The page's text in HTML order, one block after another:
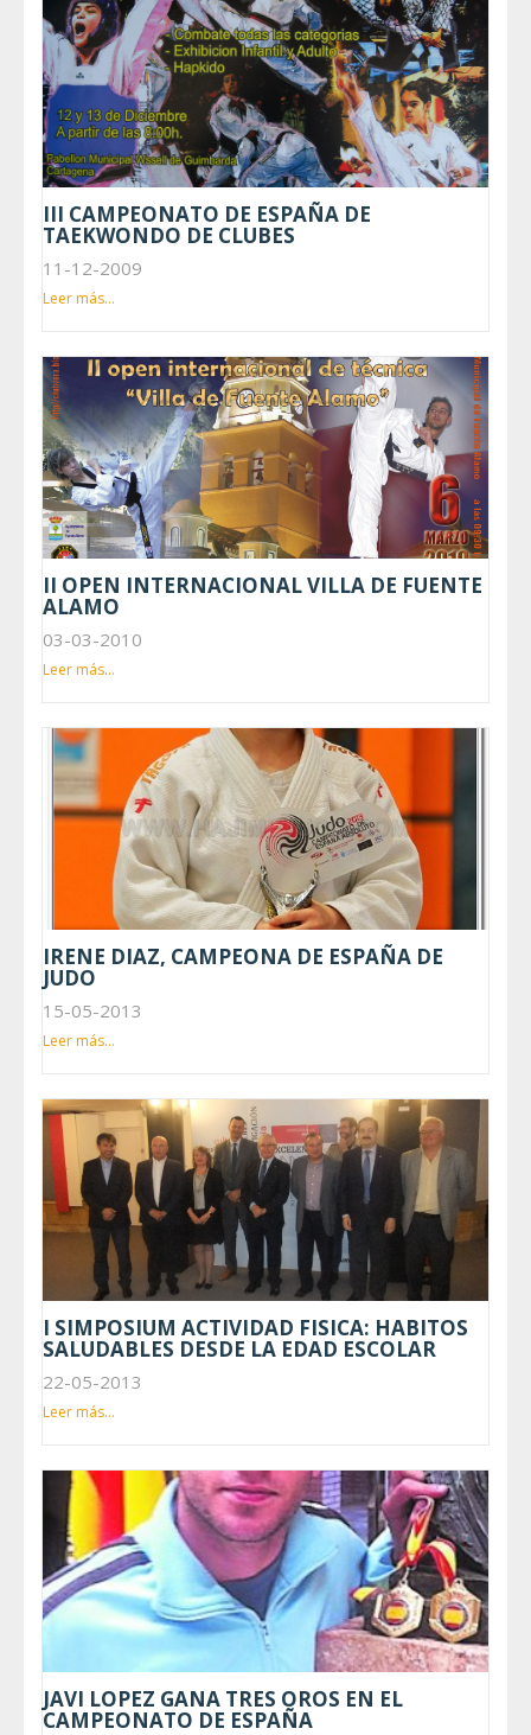
III CAMPEONATO DE ESPAÑA DE
TAEKWONDO DE CLUBES
11-12-2009
Leer más...
II OPEN INTERNACIONAL VILLA DE FUENTE
ALAMO
03-03-2010
Leer más...
IRENE DIAZ, CAMPEONA DE ESPAÑA DE
JUDO
15-05-2013
Leer más...
I SIMPOSIUM ACTIVIDAD FISICA: HABITOS
SALUDABLES DESDE LA EDAD ESCOLAR
22-05-2013
Leer más...
JAVI LOPEZ GANA TRES OROS EN EL
CAMPEONATO DE ESPAÑA